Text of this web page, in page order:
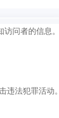
问者的信息。
违法犯罪活动。